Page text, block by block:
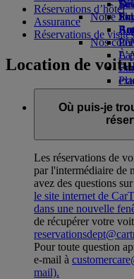
Notre
La
Nos
La
Se
À
Réservations d’hôtel
Assurance
Réservations de
Location de
Où puis-je
Les réservations de
par l'intermédiaire de
avez des questions
le site internet de
dans une nouvelle
de récupérer votre
Pour toute question
e-mail à
mail).